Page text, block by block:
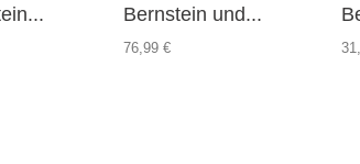
Bernstein und...
76,99 €